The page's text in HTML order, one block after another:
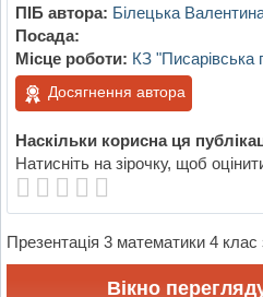
ПІБ автора: Білецька
Посада:
Місце роботи: КЗ "Писарівська
Досягнення автора
Наскільки корисна ця
Натисніть на зірочку, щоб
Презентація 3 математики 4
Вікно